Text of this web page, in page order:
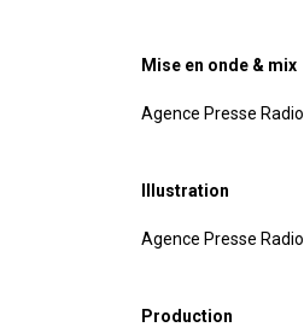
Mise en onde & mix
Agence Presse Radio
Illustration
Agence Presse Radio
Production